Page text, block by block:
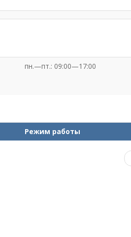
пн.—пт.: 09:00—17:00
Режим работы